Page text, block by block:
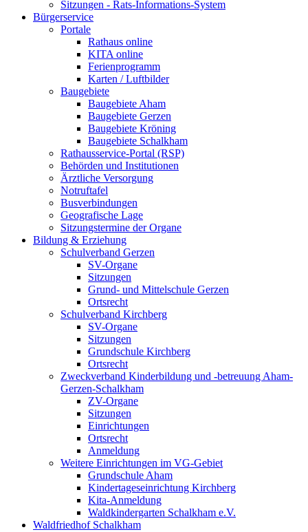
Sitzungen - Rats-Informations-System
Bürgerservice
Portale
Rathaus online
KITA online
Ferienprogramm
Karten / Luftbilder
Baugebiete
Baugebiete Aham
Baugebiete Gerzen
Baugebiete Kröning
Baugebiete Schalkham
Rathausservice-Portal (RSP)
Behörden und Institutionen
Ärztliche Versorgung
Notruftafel
Busverbindungen
Geografische Lage
Sitzungstermine der Organe
Bildung & Erziehung
Schulverband Gerzen
SV-Organe
Sitzungen
Grund- und Mittelschule Gerzen
Ortsrecht
Schulverband Kirchberg
SV-Organe
Sitzungen
Grundschule Kirchberg
Ortsrecht
Zweckverband Kinderbildung und -betreuung Aham-
Gerzen-Schalkham
ZV-Organe
Sitzungen
Einrichtungen
Ortsrecht
Anmeldung
Weitere Einrichtungen im VG-Gebiet
Grundschule Aham
Kindertageseinrichtung Kirchberg
Kita-Anmeldung
Waldkindergarten Schalkham e.V.
Waldfriedhof Schalkham